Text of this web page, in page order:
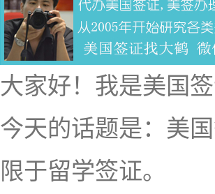
大家好！我是美国
今天的话题是：美
限于留学签证。